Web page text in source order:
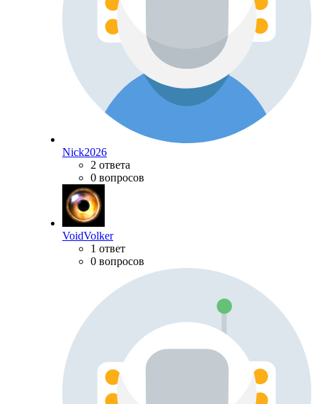
Nick2026
2 ответа
0 вопросов
VoidVolker
1 ответ
0 вопросов